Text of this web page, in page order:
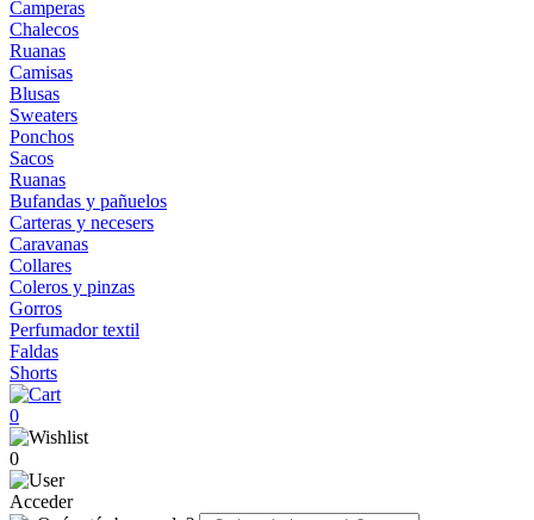
Camperas
Chalecos
Ruanas
Camisas
Blusas
Sweaters
Ponchos
Sacos
Ruanas
Bufandas y pañuelos
Carteras y necesers
Caravanas
Collares
Coleros y pinzas
Gorros
Perfumador textil
Faldas
Shorts
0
0
Acceder